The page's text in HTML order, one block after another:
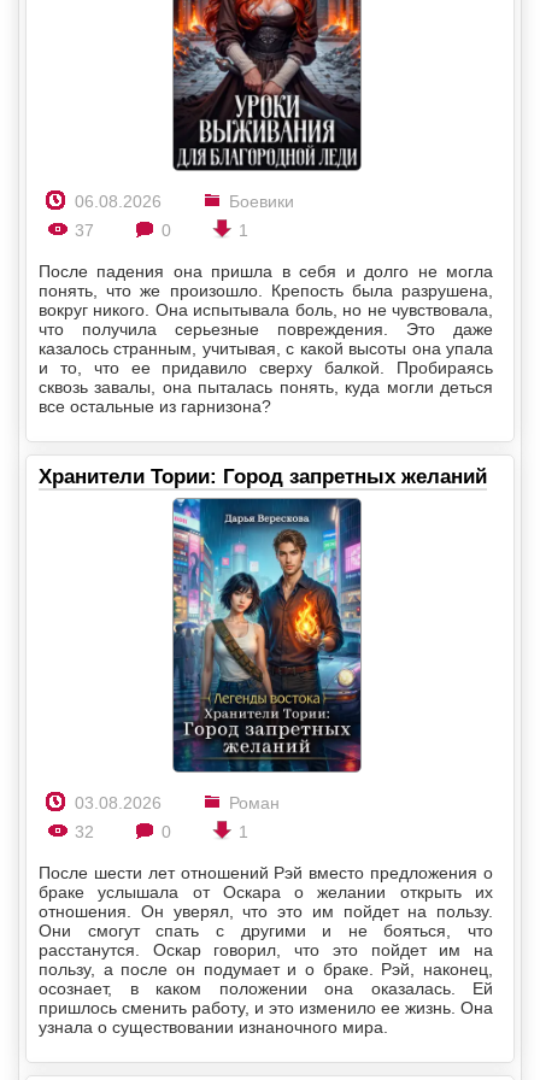
06.08.2026
Боевики
37
0 1
После падения она пришла в себя и долго не могла
понять, что же произошло. Крепость была разрушена,
вокруг никого. Она испытывала боль, но не чувствовала,
что получила серьезные повреждения. Это даже
казалось странным, учитывая, с какой высоты она упала
и то, что ее придавило сверху балкой. Пробираясь
сквозь завалы, она пыталась понять, куда могли деться
все остальные из гарнизона?
Хранители Тории: Город запретных желаний
03.08.2026
Роман
32
0 1
После шести лет отношений Рэй вместо предложения о
браке услышала от Оскара о желании открыть их
отношения. Он уверял, что это им пойдет на пользу.
Они смогут спать с другими и не бояться, что
расстанутся. Оскар говорил, что это пойдет им на
пользу, а после он подумает и о браке. Рэй, наконец,
осознает, в каком положении она оказалась. Ей
пришлось сменить работу, и это изменило ее жизнь. Она
узнала о существовании изнаночного мира.